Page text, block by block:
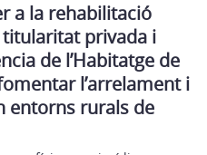
a la rehabilitació
titularitat privada i
de l’Habitatge de
l’arrelament i
entorns rurals de